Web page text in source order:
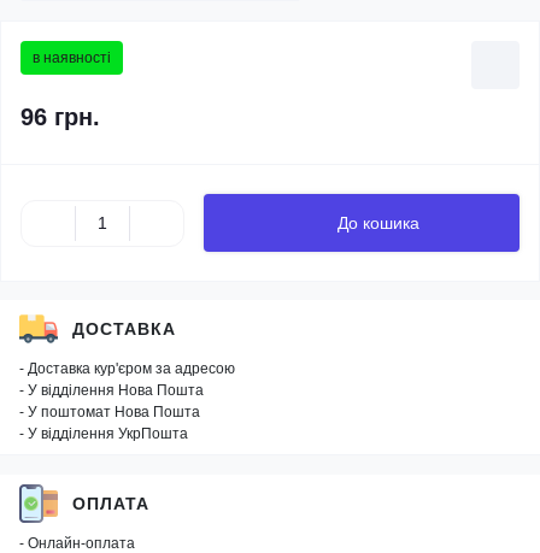
в наявності
96 грн.
До кошика
ДОСТАВКА
- Доставка кур'єром за адресою
- У відділення Нова Пошта
- У поштомат Нова Пошта
- У відділення УкрПошта
ОПЛАТА
- Онлайн-оплата